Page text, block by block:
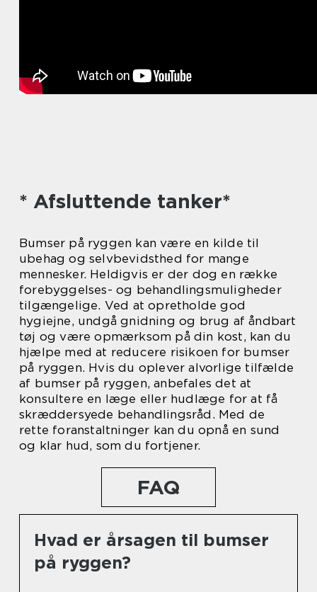
* Afsluttende tanker*
Bumser på ryggen kan være en kilde til
ubehag og selvbevidsthed for mange
mennesker. Heldigvis er der dog en række
forebyggelses- og behandlingsmuligheder
tilgængelige. Ved at opretholde god
hygiejne, undgå gnidning og brug af åndbart
tøj og være opmærksom på din kost, kan du
hjælpe med at reducere risikoen for bumser
på ryggen. Hvis du oplever alvorlige tilfælde
af bumser på ryggen, anbefales det at
konsultere en læge eller hudlæge for at få
skræddersyede behandlingsråd. Med de
rette foranstaltninger kan du opnå en sund
og klar hud, som du fortjener.
FAQ
Hvad er årsagen til bumser
på ryggen?